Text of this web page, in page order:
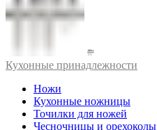
Кухонные принадлежности
Ножи
Кухонные ножницы
Точилки для ножей
Чесночницы и орехоколы